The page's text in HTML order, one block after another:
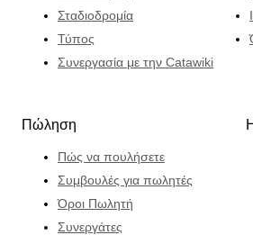
Σταδιοδρομία
Τύπος
Συνεργασία με την Catawiki
Πώληση
Πώς να πουλήσετε
Συμβουλές για πωλητές
Όροι Πωλητή
Συνεργάτες